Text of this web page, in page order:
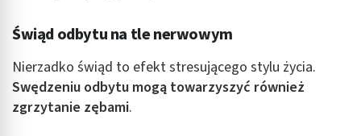
Świąd odbytu na tle nerwowym
Nierzadko świąd to efekt stresującego stylu życia.
Swędzeniu odbytu mogą towarzyszyć również
zgrzytanie zębami.